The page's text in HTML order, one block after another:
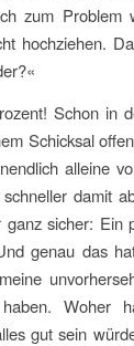
zum Problem
hochziehen.
Schon in
Schicksal
alleine
damit
sicher: Ein
genau das
haben. Woher
gut sein